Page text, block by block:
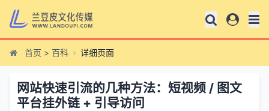
首页 > 百科 详细页面
网站快速引流的几种方法：短视频 / 图文
平台挂外链 + 引导访问